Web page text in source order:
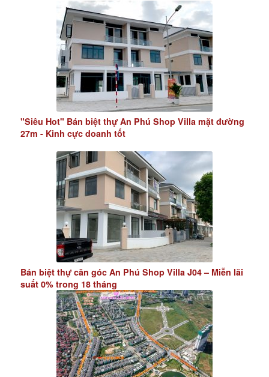
"Siêu Hot" Bán biệt thự An Phú Shop Villa mặt đường
27m - Kinh cực doanh tốt
Bán biệt thự căn góc An Phú Shop Villa J04 – Miễn lãi
suất 0% trong 18 tháng